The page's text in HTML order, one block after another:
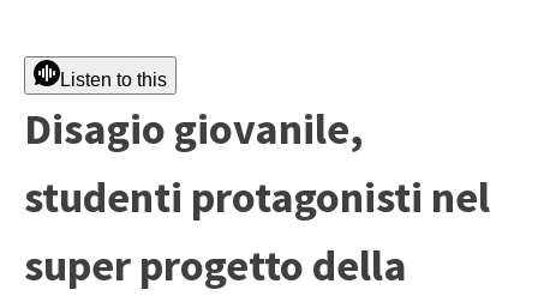
Listen to this
Disagio giovanile,
studenti protagonisti nel
super progetto della